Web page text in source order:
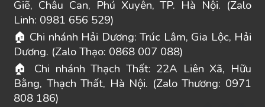
Giẽ, Châu Can, Phú Xuyên, TP. Hà Nội. (Zalo
Linh: 0981 656 529)
🏠 Chi nhánh Hải Dương: Trúc Lâm, Gia Lộc, Hải
Dương. (Zalo Thạo: 0868 007 088)
🏠 Chi nhánh Thạch Thất: 22A Liên Xã, Hữu
Bằng, Thạch Thất, Hà Nội. (Zalo Thương: 0971
808 186)